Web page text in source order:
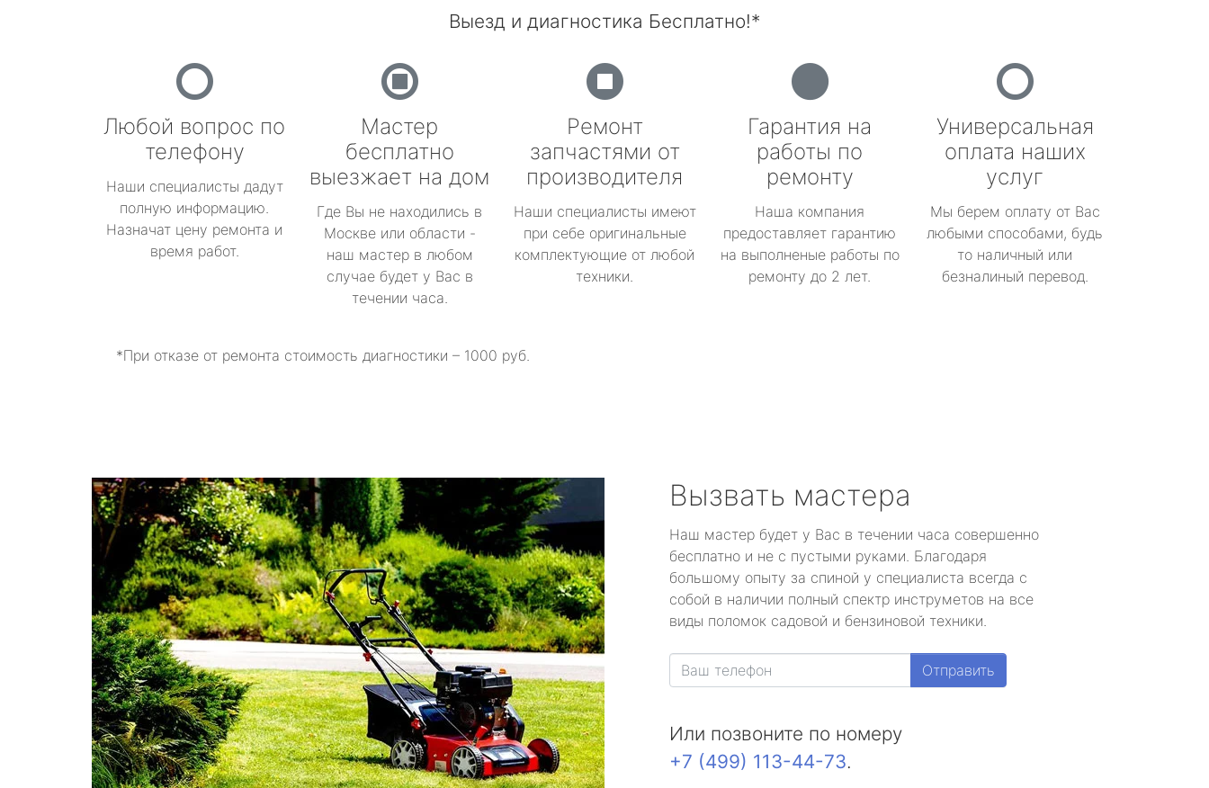
Выезд и диагностика Бесплатно!*
Любой вопрос по
телефону
Наши специалисты дадут
полную информацию.
Назначат цену ремонта и
время работ.
Мастер
бесплатно
выезжает на дом
Где Вы не находились в
Москве или области -
наш мастер в любом
случае будет у Вас в
течении часа.
Ремонт
запчастями от
производителя
Наши специалисты имеют
при себе оригинальные
комплектующие от любой
техники.
Гарантия на
работы по
ремонту
Наша компания
предоставляет гарантию
на выполненые работы по
ремонту до 2 лет.
Универсальная
оплата наших
услуг
Мы берем оплату от Вас
любыми способами, будь
то наличный или
безналиный перевод.
*При отказе от ремонта стоимость диагностики – 1000 руб.
Вызвать мастера
Наш мастер будет у Вас в течении часа совершенно
бесплатно и не с пустыми руками. Благодаря
большому опыту за спиной у специалиста всегда с
собой в наличии полный спектр инструметов на все
виды поломок садовой и бензиновой техники.
Отправить
Или позвоните по номеру
+7 (499) 113-44-73.